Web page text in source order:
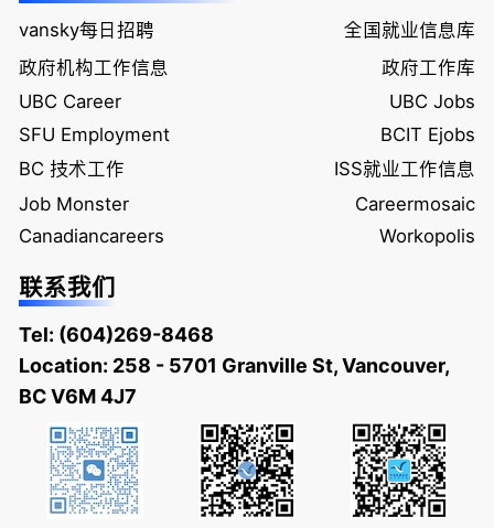
vansky每日招聘
全国就业信息库
政府机构工作信息
政府工作库
UBC Career
UBC Jobs
SFU Employment
BCIT Ejobs
BC 技术工作
ISS就业工作信息
Job Monster
Careermosaic
Canadiancareers
Workopolis
联系我们
Tel: (604)269-8468
Location: 258 - 5701 Granville St, Vancouver,
BC V6M 4J7